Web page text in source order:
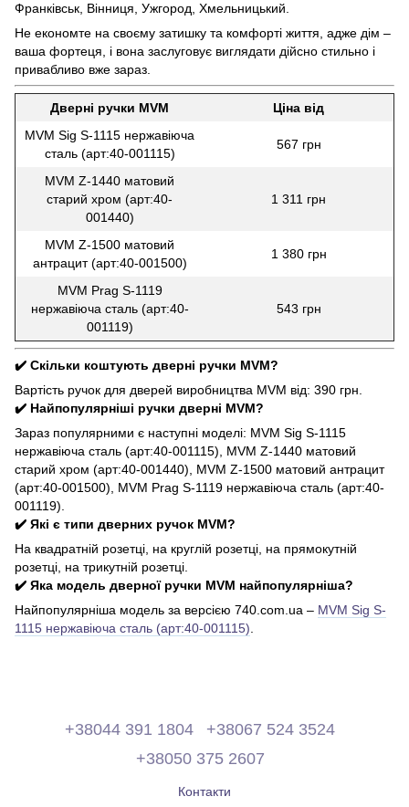
Франківськ, Вінниця, Ужгород, Хмельницький.
Не економте на своєму затишку та комфорті життя, адже дім –
ваша фортеця, і вона заслуговує виглядати дійсно стильно і
привабливо вже зараз.
Дверні ручки MVM
Ціна від
MVM Sig S-1115 нержавіюча
сталь (арт:40-001115)
567 грн
MVM Z-1440 матовий
старий хром (арт:40-
001440)
1 311 грн
MVM Z-1500 матовий
антрацит (арт:40-001500)
1 380 грн
MVM Prag S-1119
нержавіюча сталь (арт:40-
001119)
543 грн
✔️ Скільки коштують дверні ручки MVM?
Вартість ручок для дверей виробництва MVM від: 390 грн.
✔️ Найпопулярніші ручки дверні MVM?
Зараз популярними є наступні моделі: MVM Sig S-1115
нержавіюча сталь (арт:40-001115), MVM Z-1440 матовий
старий хром (арт:40-001440), MVM Z-1500 матовий антрацит
(арт:40-001500), MVM Prag S-1119 нержавіюча сталь (арт:40-
001119).
✔️ Які є типи дверних ручок MVM?
На квадратній розетці, на круглій розетці, на прямокутній
розетці, на трикутній розетці.
✔️ Яка модель дверної ручки MVM найпопулярніша?
Найпопулярніша модель за версією 740.com.ua – MVM Sig S-
1115 нержавіюча сталь (арт:40-001115).
+38044 391 1804
+38067 524 3524
+38050 375 2607
Контакти